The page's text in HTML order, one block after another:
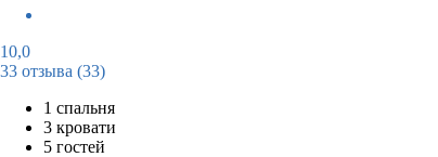
10,0
33 отзыва (33)
1 спальня
3 кровати
5 гостей